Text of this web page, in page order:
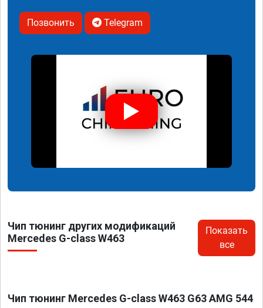
Позвонить Telegram
Чип тюнинг других модификаций
Mercedes G-class W463
Показать
все
Чип тюнинг Mercedes G-class W463 G63 AMG 544